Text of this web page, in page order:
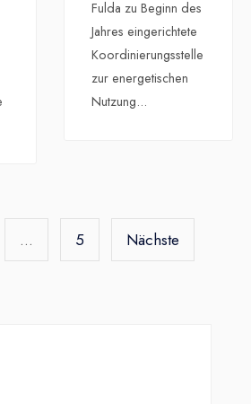
Fulda zu Beginn des
Jahres eingerichtete
Koordinierungsstelle
zur energetischen
Nutzung...
… 5 Nächste